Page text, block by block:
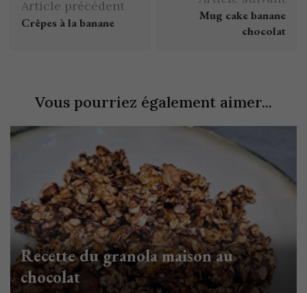
Article précédent
Crêpes à la banane
Mug cake banane
chocolat
Vous pourriez également aimer...
Recette du granola maison au
chocolat